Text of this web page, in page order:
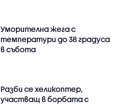
Уморителна жега с
температури до 38 градуса
в събота
Разби се хеликоптер,
участващ в борбата с